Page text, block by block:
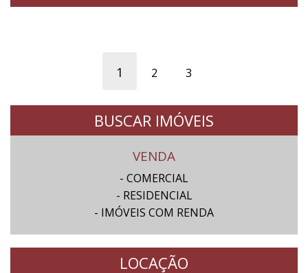
1 2 3
BUSCAR IMÓVEIS
VENDA
- COMERCIAL
- RESIDENCIAL
- IMÓVEIS COM RENDA
LOCAÇÃO